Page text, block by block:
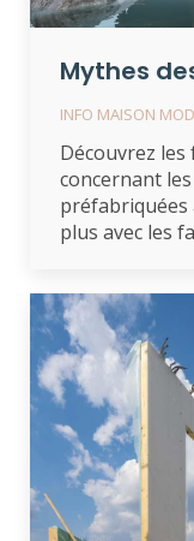
Mythes
INFO MAISON
Découvrez les
concernant
préfabriquées
plus avec les